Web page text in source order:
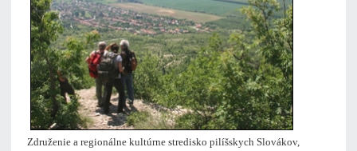
Združenie a regionálne kultúrne stredisko pilíšskych Slovákov,